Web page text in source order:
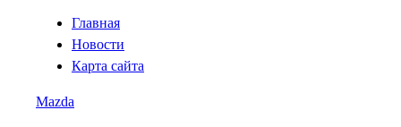
Главная
Новости
Карта сайта
Mazda